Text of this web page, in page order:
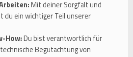
Mit deiner Sorgfalt und
du ein wichtiger Teil unserer
How:Du bist verantwortlich für
Begutachtung von